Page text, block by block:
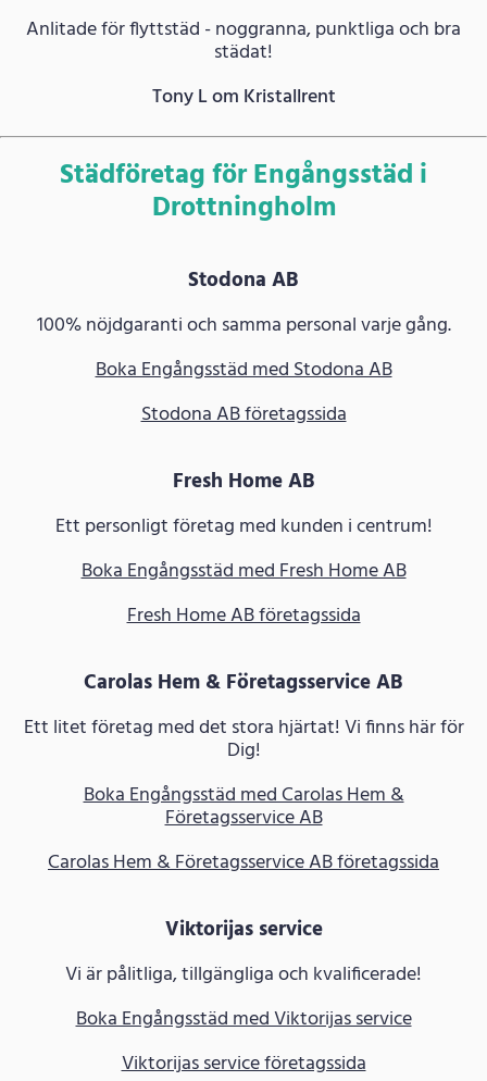
Anlitade för flyttstäd - noggranna, punktliga och bra
städat!
Tony L om Kristallrent
Städföretag för Engångsstäd i
Drottningholm
Stodona AB
100% nöjdgaranti och samma personal varje gång.
Boka Engångsstäd med Stodona AB
Stodona AB företagssida
Fresh Home AB
Ett personligt företag med kunden i centrum!
Boka Engångsstäd med Fresh Home AB
Fresh Home AB företagssida
Carolas Hem & Företagsservice AB
Ett litet företag med det stora hjärtat! Vi finns här för
Dig!
Boka Engångsstäd med Carolas Hem &
Företagsservice AB
Carolas Hem & Företagsservice AB företagssida
Viktorijas service
Vi är pålitliga, tillgängliga och kvalificerade!
Boka Engångsstäd med Viktorijas service
Viktorijas service företagssida